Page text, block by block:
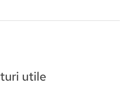
Bistrița-Năsăud
Hunedoara
utile